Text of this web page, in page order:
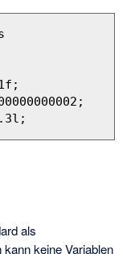
;
;
;
als
kann keine Variablen